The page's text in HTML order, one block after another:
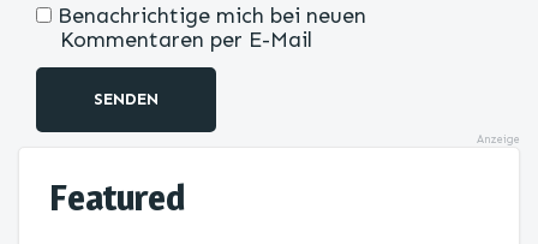
Benachrichtige mich bei neuen
Kommentaren per E-Mail
SENDEN
Anzeige
Featured